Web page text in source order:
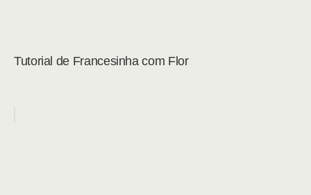
Tutorial de Francesinha com Flor